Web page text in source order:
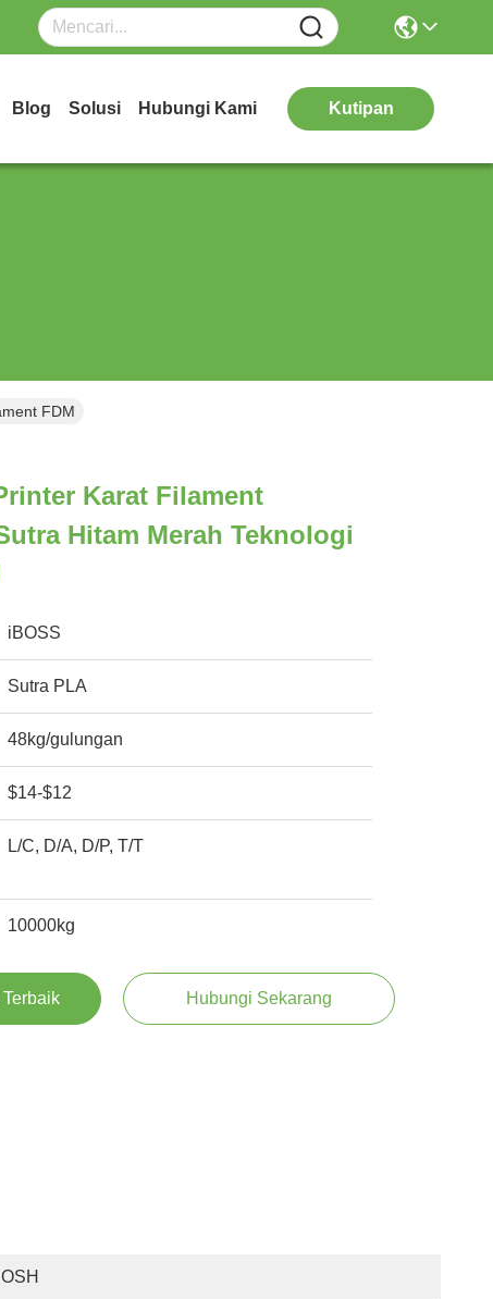
Blog Solusi Hubungi Kami Kutipan
FDM
Karat Filament
Hitam Merah Teknologi
iBOSS
Sutra PLA
48kg/gulungan
$14-$12
L/C, D/A, D/P, T/T
10000kg
Hubungi Sekarang